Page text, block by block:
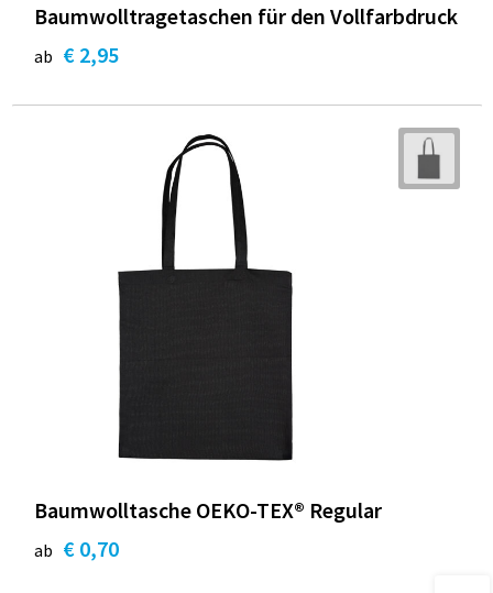
Baumwolltragetaschen für den Vollfarbdruck
ab € 2,95
Baumwolltasche OEKO-TEX® Regular
ab € 0,70